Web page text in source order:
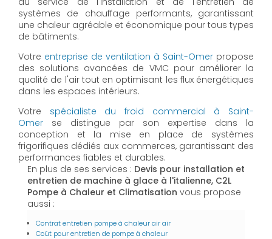
systèmes de chauffage performants, garantissant
une chaleur agréable et économique pour tous types
de bâtiments.
Votre entreprise de ventilation à Saint-Omer propose
des solutions avancées de VMC pour améliorer la
qualité de l'air tout en optimisant les flux énergétiques
dans les espaces intérieurs.
Votre spécialiste du froid commercial à Saint-
Omer se distingue par son expertise dans la
conception et la mise en place de systèmes
frigorifiques dédiés aux commerces, garantissant des
performances fiables et durables.
En plus de ses services : Devis pour installation et
entretien de machine à glace à l'italienne, C2L
Pompe à Chaleur et Climatisation vous propose
aussi :
Contrat entretien pompe à chaleur air air
Coût pour entretien de pompe à chaleur